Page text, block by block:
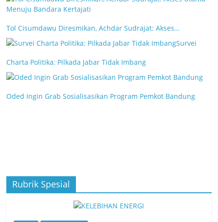
Tol Cisumdawu Diresmikan, Achdar Sudrajat: Akses…
Survei
Charta Politika: Pilkada Jabar Tidak Imbang
Oded Ingin Grab Sosialisasikan Program Pemkot Bandung
Rubrik Spesial